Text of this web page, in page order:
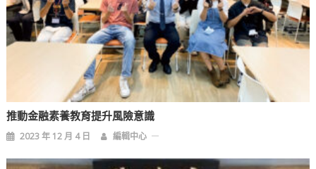
推動金融素養教育提升風險意識
2023 年 12 月 4 日 編輯中心